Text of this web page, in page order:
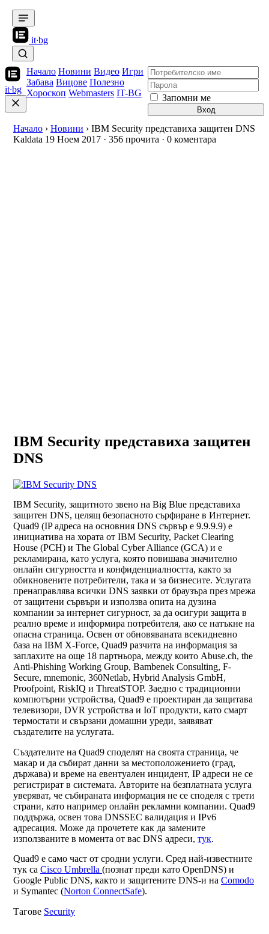
it·bg
it·bg
Начало Новини Видео Игри
Забава Вицове Полезно
Хороскоп Webmasters IT-BG Запомни ме
Вход
Начало › Новини › IBM Security представиха защитен DNS
Kaldata 19 Ноем 2017 · 356 прочита · 0 коментара
IBM Security представиха защитен
DNS
IBM Security, защитното звено на Big Blue представиха
защитен DNS, целящ безопасното сърфиране в Интернет.
Quad9 (IP адреса на основния DNS сървър е 9.9.9.9) е
инициатива на хората от IBM Security, Packet Clearing
House (PCH) и The Global Cyber Alliance (GCA) и е
рекламирана, като услуга, която повишава значително
онлайн сигурността и конфиденциалността, както за
обикновените потребители, така и за бизнесите. Услугата
пренаправлява всички DNS заявки от браузъра през мрежа
от защитени сървъри и използва опита на дузина
компании за интернет сигурност, за да осигури защита в
реално време и информира потребителя, ако се натъкне на
опасна страница. Освен от обновяваната всекидневно
база на IBM X-Force, Quad9 разчита на информация за
заплахите на още 18 партньора, между които Abuse.ch, the
Anti-Phishing Working Group, Bambenek Consulting, F-
Secure, mnemonic, 360Netlab, Hybrid Analysis GmbH,
Proofpoint, RiskIQ и ThreatSTOP. Заедно с традиционни
компютърни устройства, Quad9 е проектиран да защитава
телевизори, DVR устройства и IoT продукти, като смарт
термостати и свързани домашни уреди, заявяват
създателите на услугата.
Създателите на Quad9 споделят на своята страница, че
макар и да събират данни за местоположението (град,
държава) и време на евентуален инцидент, IP адреси не се
регистрират в системата. Авторите на безплатната услуга
уверяват, че събираната информация не се споделя с трети
страни, като например онлайн рекламни компании. Quad9
поддържа, освен това DNSSEC валидация и IPv6
адресация. Може да прочетете как да замените
използваните в момента от вас DNS адреси, тук.
Quad9 е само част от сродни услуги. Сред най-известните
тук са Cisco Umbrella (познат преди като OpenDNS) и
Google Public DNS, както и защитените DNS-и на Comodo
и Symantec (Norton ConnectSafe).
Тагове Security